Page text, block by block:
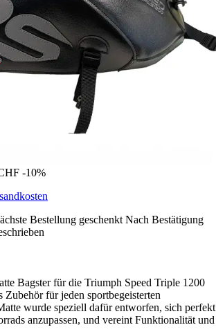
-10%
Bestellung geschenkt Nach Bestätigung
Bagster für die Triumph Speed Triple 1200
Zubehör für jeden sportbegeisterten
wurde speziell dafür entworfen, sich perfekt
anzupassen, und vereint Funktionalität und